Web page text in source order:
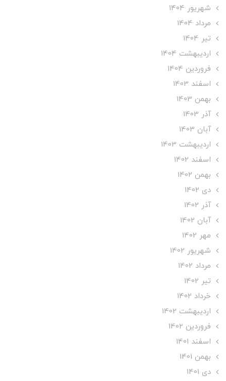
شهریور 1404
مرداد 1404
تير 1404
ارديبهشت 1404
فروردین 1404
اسفند 1403
بهمن 1403
آذر 1403
آبان 1403
ارديبهشت 1403
اسفند 1402
بهمن 1402
دی 1402
آذر 1402
آبان 1402
مهر 1402
شهریور 1402
مرداد 1402
تير 1402
خرداد 1402
ارديبهشت 1402
فروردین 1402
اسفند 1401
بهمن 1401
دی 1401